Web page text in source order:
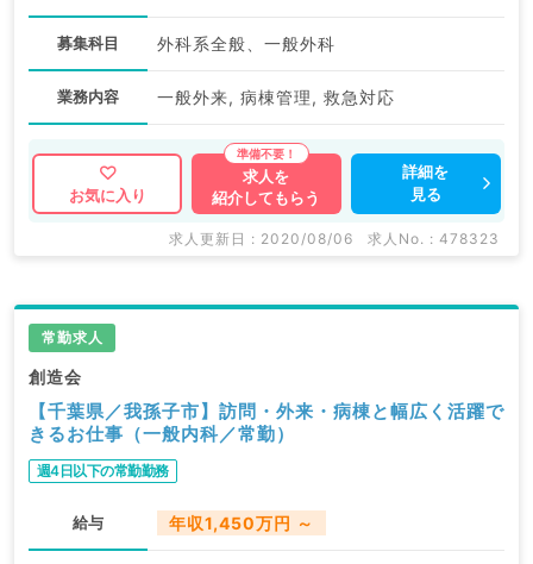
募集科目 外科系全般、一般外科
業務内容 一般外来, 病棟管理, 救急対応
お気に入り
求人を
紹介してもらう
詳細を
見る
求人更新日 : 2020/08/06 求人No. : 478323
常勤求人
創造会
【千葉県／我孫子市】訪問・外来・病棟と幅広く活躍で
きるお仕事（一般内科／常勤）
週4日以下の常勤勤務
給与 年収1,450万円 ～